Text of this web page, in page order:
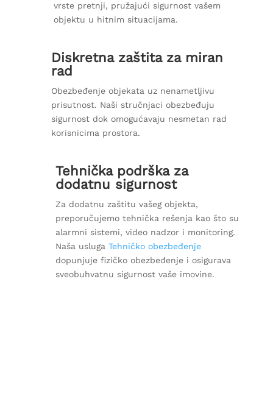
vrste pretnji, pružajući sigurnost vašem
objektu u hitnim situacijama.
Diskretna zaštita za miran
rad
Obezbeđenje objekata uz nenametljivu
prisutnost. Naši stručnjaci obezbeđuju
sigurnost dok omogućavaju nesmetan rad
korisnicima prostora.
Tehnička podrška za
dodatnu sigurnost
Za dodatnu zaštitu vašeg objekta,
preporučujemo tehnička rešenja kao što su
alarmni sistemi, video nadzor i monitoring.
Naša usluga Tehničko obezbeđenje
dopunjuje fizičko obezbeđenje i osigurava
sveobuhvatnu sigurnost vaše imovine.